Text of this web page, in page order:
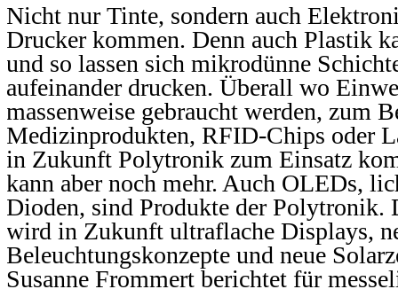
Nicht nur Tinte, sondern auch
Drucker kommen. Denn auch Plastik
und so lassen sich mikrodünne
aufeinander drucken. Überall wo
massenweise gebraucht werden, zum
Medizinprodukten, RFID-Chips oder
in Zukunft Polytronik zum Einsatz
kann aber noch mehr. Auch OLEDs,
Dioden, sind Produkte der Polytronik.
wird in Zukunft ultraflache Displays,
Beleuchtungskonzepte und neue
Susanne Frommert berichtet für